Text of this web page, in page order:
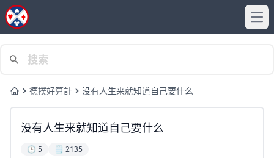
Home德撲好算計 没有人生来就知道自己要什么
没有人生来就知道自己要什么
🕒 5 🗒️ 2135